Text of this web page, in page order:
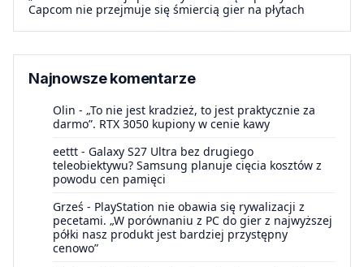
Capcom nie przejmuje się śmiercią gier na płytach
Najnowsze komentarze
Olin - „To nie jest kradzież, to jest praktycznie za
darmo”. RTX 3050 kupiony w cenie kawy
eettt - Galaxy S27 Ultra bez drugiego
teleobiektywu? Samsung planuje cięcia kosztów z
powodu cen pamięci
Grześ - PlayStation nie obawia się rywalizacji z
pecetami. „W porównaniu z PC do gier z najwyższej
półki nasz produkt jest bardziej przystępny
cenowo”